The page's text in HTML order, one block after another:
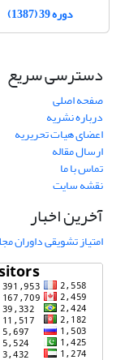
دوره 39 (1387)
دسترسی سریع
صفحه اصلی
درباره نشریه
اعضای هیات تحریریه
ارسال مقاله
تماس با ما
نقشه سایت
آخرین اخبار
امتیاز تشویقی داوران